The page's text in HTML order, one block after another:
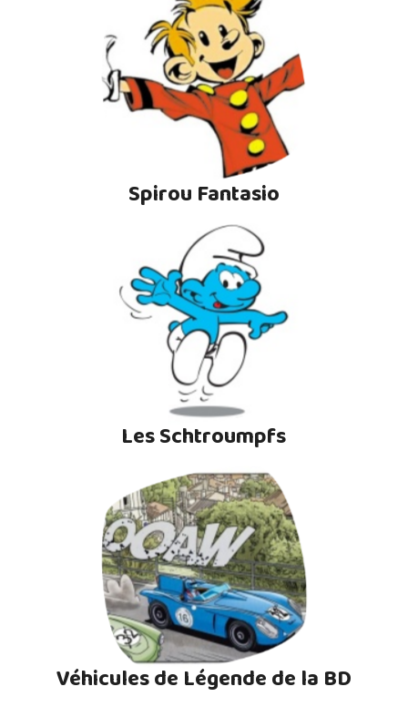
Spirou Fantasio
Les Schtroumpfs
Véhicules de Légende de la BD